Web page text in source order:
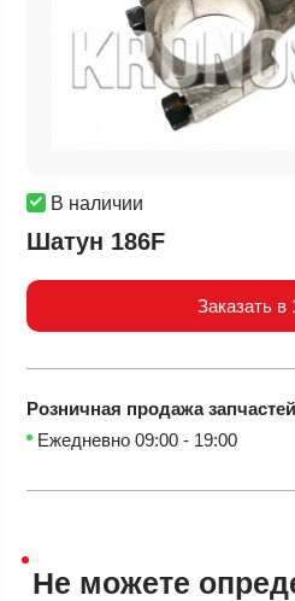
В наличии
Шатун 186F
Заказать в
Розничная продажа
Ежедневно 09:00 - 19:00
Не можете